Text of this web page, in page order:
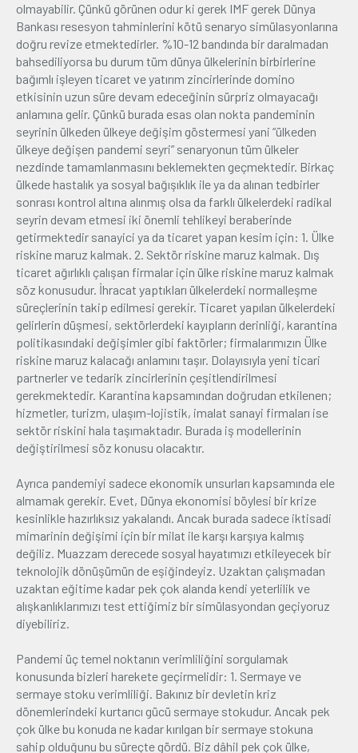
olmayabilir. Çünkü görünen odur ki gerek IMF gerek Dünya
Bankası resesyon tahminlerini kötü senaryo simülasyonlarına
doğru revize etmektedirler. %10-12 bandında bir daralmadan
bahsediliyorsa bu durum tüm dünya ülkelerinin birbirlerine
bağımlı işleyen ticaret ve yatırım zincirlerinde domino
etkisinin uzun süre devam edeceğinin sürpriz olmayacağı
anlamına gelir. Çünkü burada esas olan nokta pandeminin
seyrinin ülkeden ülkeye değişim göstermesi yani “ülkeden
ülkeye değişen pandemi seyri” senaryonun tüm ülkeler
nezdinde tamamlanmasını beklemekten geçmektedir. Birkaç
ülkede hastalık ya sosyal bağışıklık ile ya da alınan tedbirler
sonrası kontrol altına alınmış olsa da farklı ülkelerdeki radikal
seyrin devam etmesi iki önemli tehlikeyi beraberinde
getirmektedir sanayici ya da ticaret yapan kesim için: 1. Ülke
riskine maruz kalmak. 2. Sektör riskine maruz kalmak. Dış
ticaret ağırlıklı çalışan firmalar için ülke riskine maruz kalmak
söz konusudur. İhracat yaptıkları ülkelerdeki normalleşme
süreçlerinin takip edilmesi gerekir. Ticaret yapılan ülkelerdeki
gelirlerin düşmesi, sektörlerdeki kayıpların derinliği, karantina
politikasındaki değişimler gibi faktörler; firmalarımızın Ülke
riskine maruz kalacağı anlamını taşır. Dolayısıyla yeni ticari
partnerler ve tedarik zincirlerinin çeşitlendirilmesi
gerekmektedir. Karantina kapsamından doğrudan etkilenen;
hizmetler, turizm, ulaşım-lojistik, imalat sanayi firmaları ise
sektör riskini hala taşımaktadır. Burada iş modellerinin
değiştirilmesi söz konusu olacaktır.
Ayrıca pandemiyi sadece ekonomik unsurları kapsamında ele
almamak gerekir. Evet, Dünya ekonomisi böylesi bir krize
kesinlikle hazırlıksız yakalandı. Ancak burada sadece iktisadi
mimarinin değişimi için bir milat ile karşı karşıya kalmış
değiliz. Muazzam derecede sosyal hayatımızı etkileyecek bir
teknolojik dönüşümün de eşiğindeyiz. Uzaktan çalışmadan
uzaktan eğitime kadar pek çok alanda kendi yeterlilik ve
alışkanlıklarımızı test ettiğimiz bir simülasyondan geçiyoruz
diyebiliriz.
Pandemi üç temel noktanın verimliliğini sorgulamak
konusunda bizleri harekete geçirmelidir: 1. Sermaye ve
sermaye stoku verimliliği. Bakınız bir devletin kriz
dönemlerindeki kurtarıcı gücü sermaye stokudur. Ancak pek
çok ülke bu konuda ne kadar kırılgan bir sermaye stokuna
sahip olduğunu bu süreçte gördü. Biz dâhil pek çok ülke,